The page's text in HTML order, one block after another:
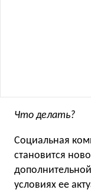
Что делать?
Социальная
становится
условиях ее